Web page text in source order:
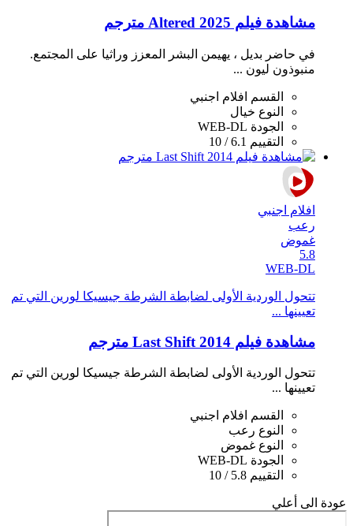
مشاهدة فيلم Altered 2025 مترجم
في حاضر بديل ، يهيمن البشر المعزز وراثيا على المجتمع.
منبوذون ليون ...
القسم
افلام اجنبي
النوع خيال
الجودة WEB-DL
التقييم 6.1 / 10
افلام اجنبي
رعب
غموض
5.8
WEB-DL
تتحول الوردية الأولى لضابطة الشرطة جيسيكا لورين التي تم
تعيينها ...
مشاهدة فيلم Last Shift 2014 مترجم
تتحول الوردية الأولى لضابطة الشرطة جيسيكا لورين التي تم
تعيينها ...
القسم
افلام اجنبي
النوع رعب
النوع غموض
الجودة WEB-DL
التقييم 5.8 / 10
عودة الى أعلي